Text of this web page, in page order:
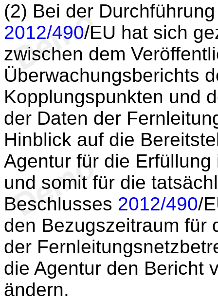
(2) Bei der
2012/490/EU hat sich
zwischen dem
Überwachungsberichts
Kopplungspunkten und
der Daten der
Hinblick auf die
Agentur für die
und somit für die
Beschlusses 2012/490/
den Bezugszeitraum für
der
die Agentur den Bericht
ändern.